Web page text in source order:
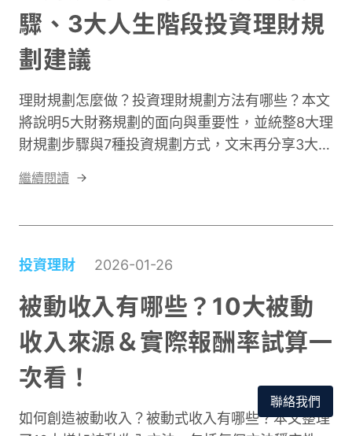
驟、3大人生階段投資理財規
劃建議
理財規劃怎麼做？投資理財規劃方法有哪些？本文
將說明5大財務規劃的面向與重要性，並統整8大理
財規劃步驟與7種投資規劃方式，文末再分享3大人
繼續閱讀
投資理財 2026-01-26
被動收入有哪些？10大被動
收入來源＆實際報酬率試算一
次看！
如何創造被動收入？被動式收入有哪些？本文整理
聯絡我們